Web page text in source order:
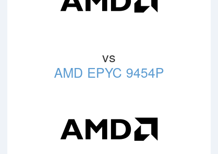
vs
AMD EPYC 9454P